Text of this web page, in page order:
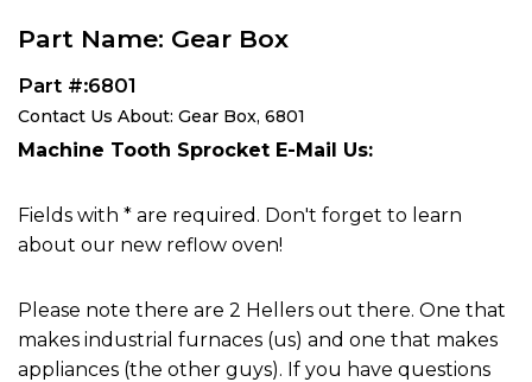
Part Name: Gear Box
Part #:6801
Contact Us About: Gear Box, 6801
Machine Tooth Sprocket E-Mail Us:
Fields with * are required. Don't forget to learn
about our new reflow oven!
Please note there are 2 Hellers out there. One that
makes industrial furnaces (us) and one that makes
appliances (the other guys). If you have questions